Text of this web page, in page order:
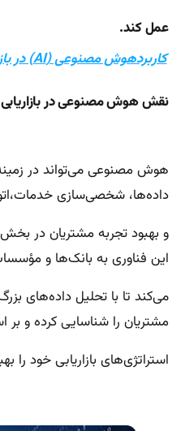
عمل کند.
کاربردهوش مصنوعی (AI) در بازاریابی برای شبکه مالی و بانکی
نقش هوش مصنوعی در بازاریابی
هوش مصنوعی می‌تواند در
داده‌ها، شخصی‌سازی
و بهبود تجربه مشتریان در
این فناوری به بانک‌ها و
مشتریان را شناسایی کرده و بر
استراتژی‌های بازاریابی خود را